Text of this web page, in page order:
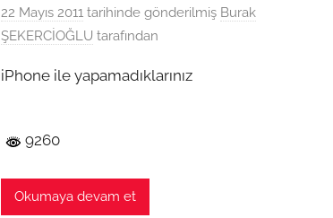
22 Mayıs 2011 tarihinde gönderilmiş Burak
ŞEKERCİOĞLU tarafından
iPhone ile yapamadıklarınız
9260
Okumaya devam et